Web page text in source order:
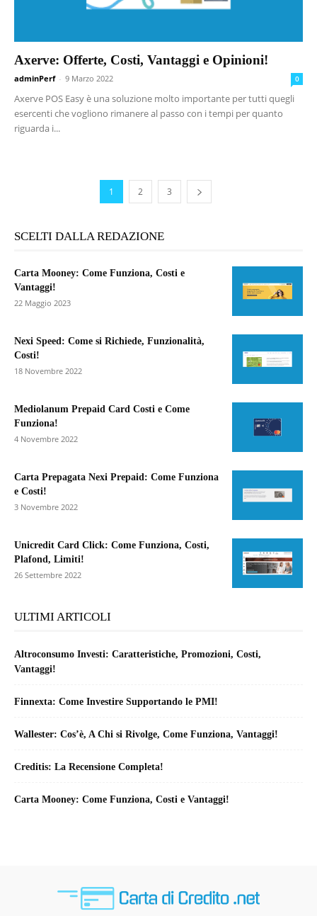
Axerve: Offerte, Costi, Vantaggi e Opinioni!
adminPerf - 9 Marzo 2022 0
Axerve POS Easy è una soluzione molto importante per tutti quegli
esercenti che vogliono rimanere al passo con i tempi per quanto
riguarda i...
1 2 3
SCELTI DALLA REDAZIONE
Carta Mooney: Come Funziona, Costi e
Vantaggi!
22 Maggio 2023
Nexi Speed: Come si Richiede, Funzionalità,
Costi!
18 Novembre 2022
Mediolanum Prepaid Card Costi e Come
Funziona!
4 Novembre 2022
Carta Prepagata Nexi Prepaid: Come Funziona
e Costi!
3 Novembre 2022
Unicredit Card Click: Come Funziona, Costi,
Plafond, Limiti!
26 Settembre 2022
ULTIMI ARTICOLI
Altroconsumo Investi: Caratteristiche, Promozioni, Costi,
Vantaggi!
Finnexta: Come Investire Supportando le PMI!
Wallester: Cos’è, A Chi si Rivolge, Come Funziona, Vantaggi!
Creditis: La Recensione Completa!
Carta Mooney: Come Funziona, Costi e Vantaggi!